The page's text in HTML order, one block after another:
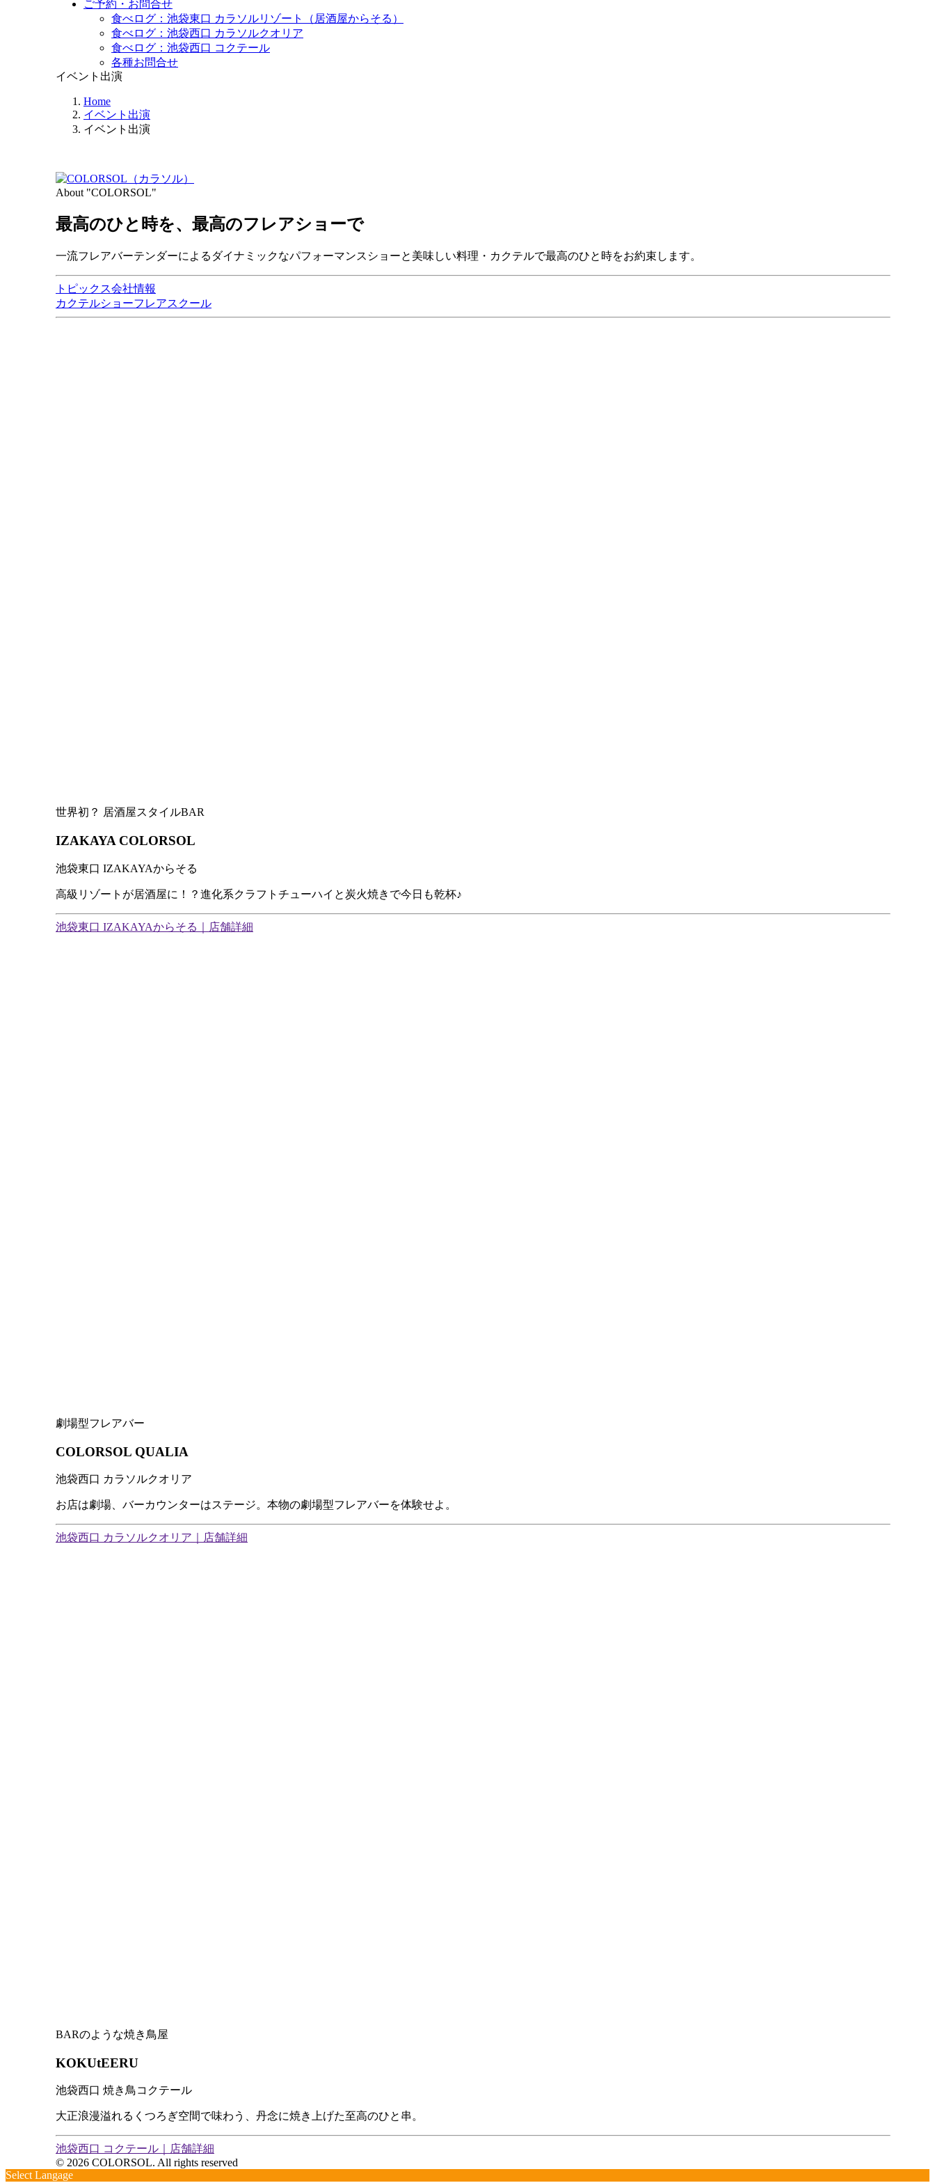
ご予約・お問合せ
食べログ：池袋東口 カラソルリゾート（居酒屋からそる）
食べログ：池袋西口 カラソルクオリア
食べログ：池袋西口 コクテール
各種お問合せ
イベント出演
Home
イベント出演
イベント出演
About "COLORSOL"
最高のひと時を、 最高のフレアショーで
一流フレアバーテンダーによるダイナミックなパフォーマンスショーと美味しい料理・カクテルで最高のひと時をお約束します。
トピックス会社情報
カクテルショーフレアスクール
世界初？ 居酒屋スタイルBAR
IZAKAYA COLORSOL
池袋東口 IZAKAYAからそる
高級リゾートが居酒屋に！？進化系クラフトチューハイと炭火焼きで今日も乾杯♪
池袋東口 IZAKAYAからそる｜店舗詳細
劇場型フレアバー
COLORSOL QUALIA
池袋西口 カラソルクオリア
お店は劇場、バーカウンターはステージ。本物の劇場型フレアバーを体験せよ。
池袋西口 カラソルクオリア｜店舗詳細
BARのような焼き鳥屋
KOKUtEERU
池袋西口 焼き鳥コクテール
大正浪漫溢れるくつろぎ空間で味わう、丹念に焼き上げた至高のひと串。
池袋西口 コクテール｜店舗詳細
© 2026 COLORSOL. All rights reserved
Select Langage